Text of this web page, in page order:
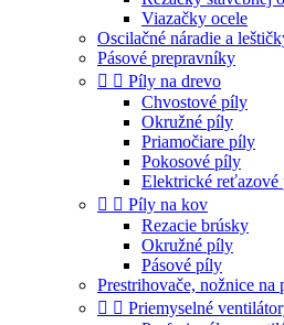
Viazačky ocele
Oscilačné náradie a
Pásové prepravníky
  Píly na drevo
Chvostové píly
Okružné píly
Priamočiare píly
Pokosové píly
Elektrické reťazové
  Píly na kov
Rezacie brúsky
Okružné píly
Pásové píly
Prestrihovače, nožnice na
  Priemyselné